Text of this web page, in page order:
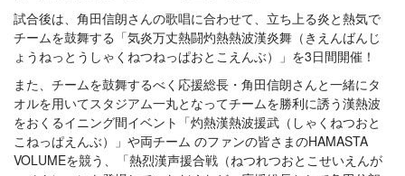
試合後は、角田信朗さんの歌唱に合わせて、立ち上る炎と熱気で
チームを鼓舞する「気炎万丈熱闘灼熱熱波漢炎舞（きえんばんじ
ょうねっとうしゃくねつねっぱおとこえんぶ）」を3日間開催！
また、チームを鼓舞するべく応援総長・角田信朗さんと一緒にタ
オルを用いてスタジアム一丸となってチームを勝利に誘う漢熱波
をおくるイニング間イベント「灼熱漢熱波援武（しゃくねつおと
こねっぱえんぶ）」や両チーム のファンの皆さまのHAMASTA
VOLUMEを競う、「熱烈漢声援合戦（ねつれつおとこせいえんが